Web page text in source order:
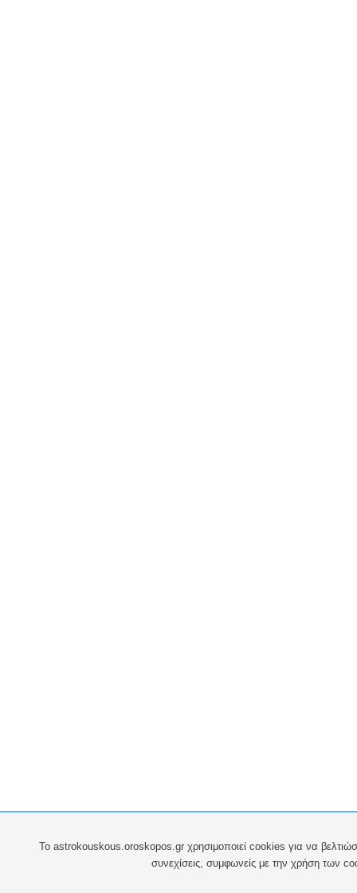
To astrokouskous.oroskopos.gr χρησιμοποιεί cookies για να
συνεχίσεις, συμφωνείς με την χρήση των